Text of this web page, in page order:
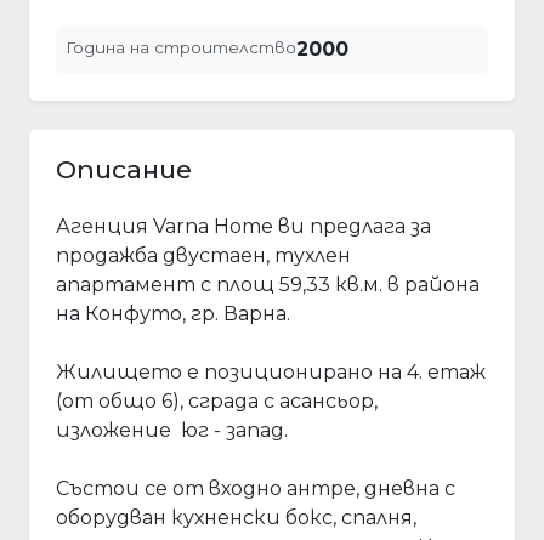
Година на строителство2000
Описание
Агенция Varna Home ви предлага за
продажба двустаен, тухлен
апартамент с площ 59,33 кв.м. в района
на Конфуто, гр. Варна.
Жилището е позиционирано на 4. етаж
(от общо 6), сграда с асансьор,
изложение юг - запад.
Състои се от входно антре, дневна с
оборудван кухненски бокс, спалня,